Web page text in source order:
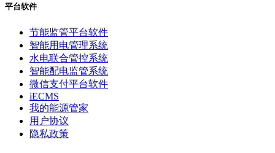
平台软件
节能监管平台软件
智能用电管理系统
水电联合管控系统
智能配电监管系统
微信支付平台软件
iECMS
我的能源管家
用户协议
隐私政策